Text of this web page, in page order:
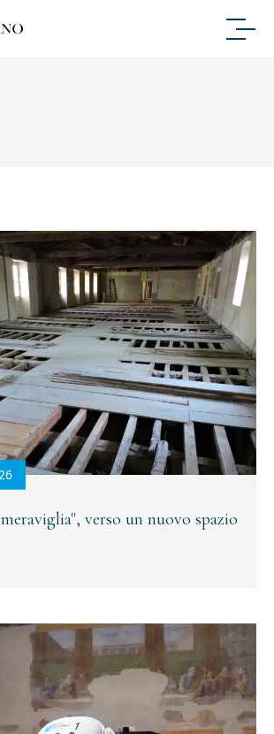
verso un nuovo spazio